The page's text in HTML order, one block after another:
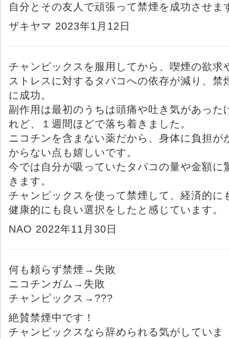
自分とその友人で頑張って禁煙を成功させま
ザキヤマ 2023年1月12日
チャンピックスを服用してから、喫煙の欲求
ストレスに対するタバコへの依存が減り、禁
に成功。
副作用は最初のうちは頭痛や吐き気があった
れど、１週間ほどで落ち着きました。
ニコチンを含まない薬だから、身体に負担が
からない点も嬉しいです。
今では自分が吸っていたタバコの量や金額に
きます。
チャンピックスを使って禁煙して、経済的に
健康的にも良い選択をしたと感じています。
NAO 2022年11月30日
何も頼らず禁煙→失敗
ニコチンガム→失敗
チャンピックス→???
絶賛禁煙中です！
チャンピックスなら辞められる気がしていま